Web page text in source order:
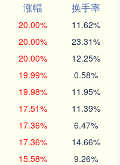
涨幅
换手率
20.00% 11.62%
20.00% 23.31%
20.00% 12.25%
19.99% 0.58%
19.98% 11.95%
17.51% 11.39%
17.36% 6.47%
17.36% 14.66%
15.58% 9.26%